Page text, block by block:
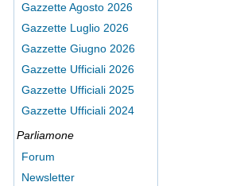
Gazzette Agosto 2026
Gazzette Luglio 2026
Gazzette Giugno 2026
Gazzette Ufficiali 2026
Gazzette Ufficiali 2025
Gazzette Ufficiali 2024
Parliamone
Forum
Newsletter